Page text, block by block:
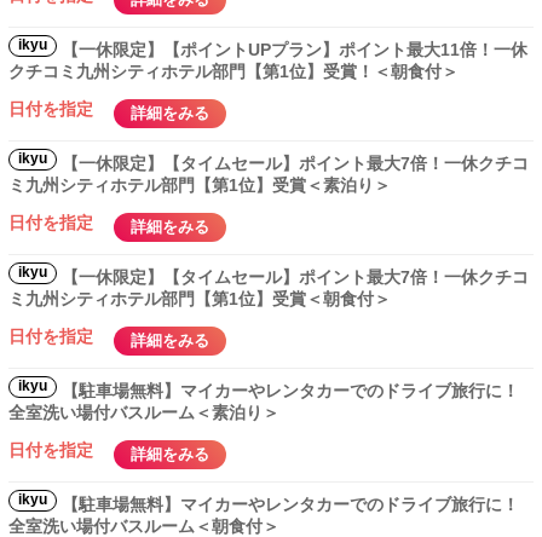
ikyu
【一休限定】【ポイントUPプラン】ポイント最大11倍！一休
クチコミ九州シティホテル部門【第1位】受賞！＜朝食付＞
日付を指定
詳細をみる
ikyu
【一休限定】【タイムセール】ポイント最大7倍！一休クチコ
ミ九州シティホテル部門【第1位】受賞＜素泊り＞
日付を指定
詳細をみる
ikyu
【一休限定】【タイムセール】ポイント最大7倍！一休クチコ
ミ九州シティホテル部門【第1位】受賞＜朝食付＞
日付を指定
詳細をみる
ikyu
【駐車場無料】マイカーやレンタカーでのドライブ旅行に！
全室洗い場付バスルーム＜素泊り＞
日付を指定
詳細をみる
ikyu
【駐車場無料】マイカーやレンタカーでのドライブ旅行に！
全室洗い場付バスルーム＜朝食付＞